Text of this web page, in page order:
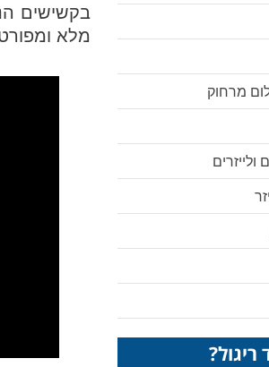
מרחוק
בקשישים
מלא